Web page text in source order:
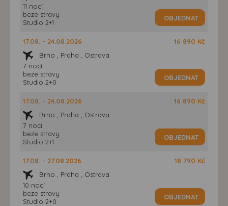
11 nocí
beze stravy
Studio 2+1
OBJEDNAT
17.08. - 24.08.2026
Brno , Praha , Ostrava
7 nocí
beze stravy
Studio 2+0
16 890 Kč
OBJEDNAT
17.08. - 24.08.2026
Brno , Praha , Ostrava
7 nocí
beze stravy
Studio 2+1
16 890 Kč
OBJEDNAT
17.08. - 27.08.2026
Brno , Praha , Ostrava
10 nocí
beze stravy
Studio 2+0
18 790 Kč
OBJEDNAT